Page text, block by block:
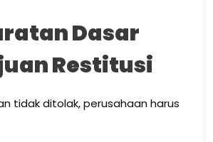
Dasar
Restitusi
tidak ditolak, perusahaan harus